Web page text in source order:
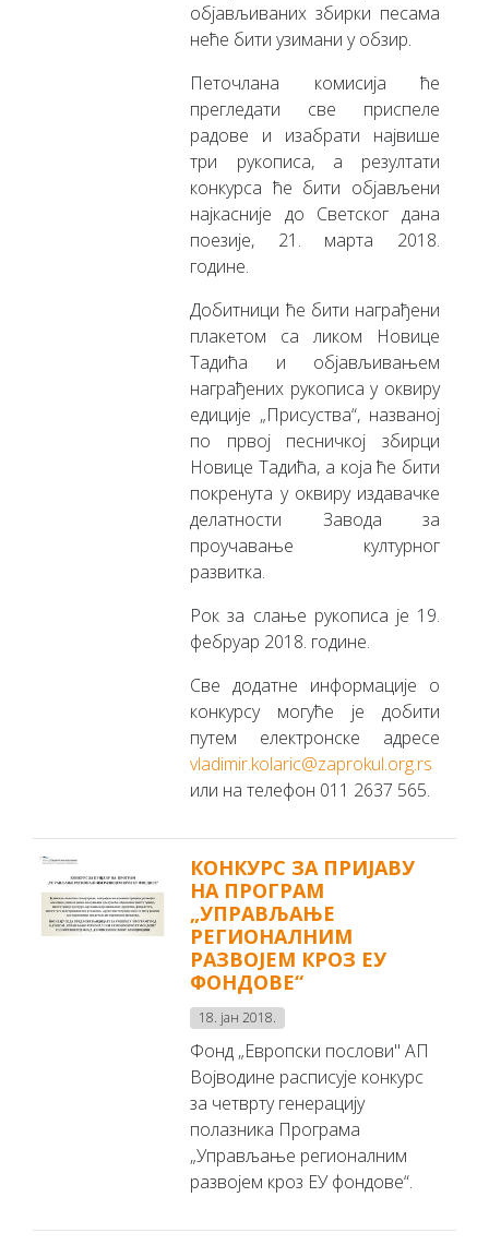
објављиваних збирки песама
неће бити узимани у обзир.
Петочлана комисија ће
прегледати све приспеле
радове и изабрати највише
три рукописа, а резултати
конкурса ће бити објављени
најкасније до Светског дана
поезије, 21. марта 2018.
године.
Добитници ће бити награђени
плакетом са ликом Новице
Тадића и објављивањем
награђених рукописа у оквиру
едиције „Присуства“, названој
по првој песничкој збирци
Новице Тадића, а која ће бити
покренута у оквиру издавачке
делатности Завода за
проучавање културног
развитка.
Рок за слање рукописа је 19.
фебруар 2018. године.
Све додатне информације о
конкурсу могуће је добити
путем електронске адресе
vladimir.kolaric@zaprokul.org.rs
или на телефон 011 2637 565.
КОНКУРС ЗА ПРИЈАВУ
НА ПРОГРАМ
„УПРАВЉАЊЕ
РЕГИОНАЛНИМ
РАЗВОЈЕМ КРОЗ ЕУ
ФОНДОВЕ“
18. јан 2018.
Фонд „Европски послови'' АП
Војводине расписује конкурс
за четврту генерацију
полазника Програма
„Управљање регионалним
развојем кроз ЕУ фондовe“.